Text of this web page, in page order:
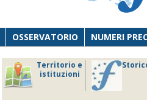
OSSERVATORIO NUMERI
Territorio e
istituzioni